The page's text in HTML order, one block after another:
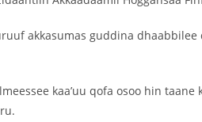
akkasumas guddina
kaa’uu qofa osoo hin